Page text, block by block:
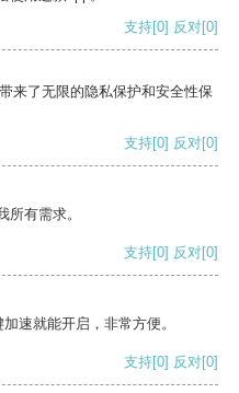
支持[0] 反对[0]
来了无限的隐私保护和安全性保
支持[0] 反对[0]
有需求。
支持[0] 反对[0]
速就能开启，非常方便。
支持[0] 反对[0]